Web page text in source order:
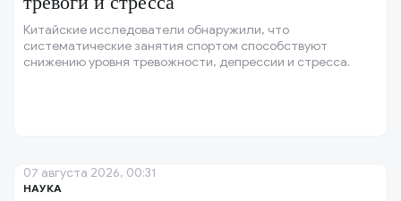
Китайские исследователи обнаружили, что
систематические занятия спортом способствуют
снижению уровня тревожности, депрессии и стресса.
НАУКА
07 августа 2026, 00:31